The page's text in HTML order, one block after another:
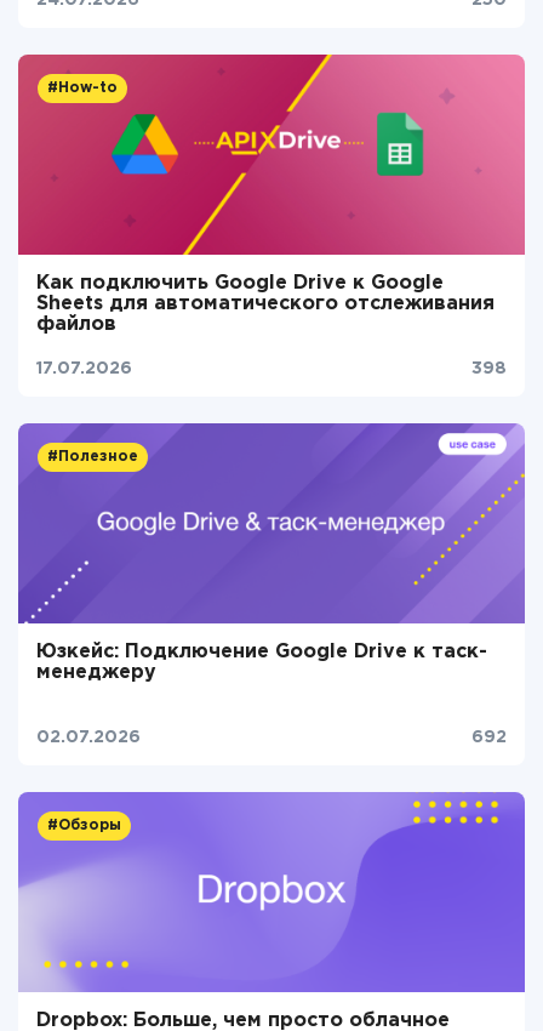
#How-to
Как подключить Google Drive к Google
Sheets для автоматического отслеживания
файлов
17.07.2026 398
#Полезное
Юзкейс: Подключение Google Drive к таск-
менеджеру
02.07.2026 692
#Обзоры
Dropbox: Больше, чем просто облачное